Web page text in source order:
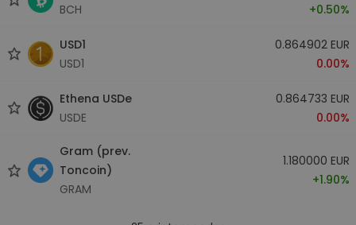
BCH
+0.50%
USD1
USD1
0.864902 EUR
0.00%
Ethena USDe
USDE
0.864733 EUR
0.00%
Gram (prev.
Toncoin)
GRAM
1.180000 EUR
+1.90%